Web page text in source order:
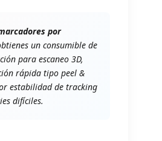
por
un consumible de
para escaneo 3D,
rápida tipo peel &
estabilidad de tracking
difíciles.